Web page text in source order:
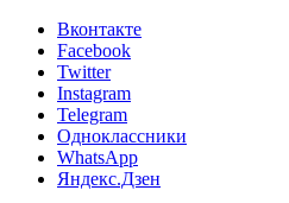
Вконтакте
Facebook
Twitter
Instagram
Telegram
Одноклассники
WhatsApp
Яндекс.Дзен